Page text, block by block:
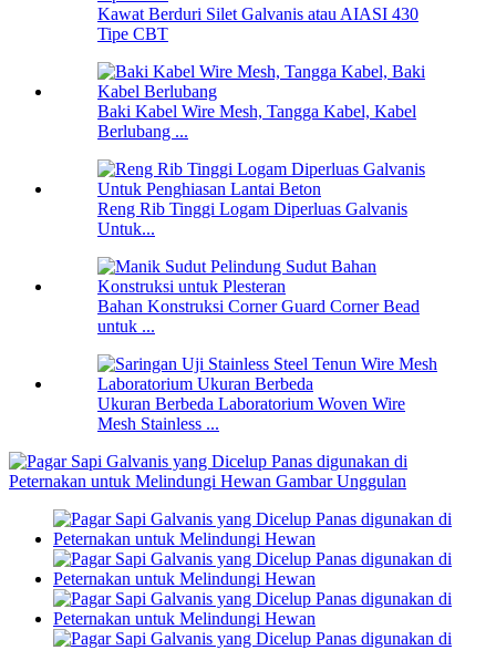
Kawat Berduri Silet Galvanis atau AIASI 430
Tipe CBT
Baki Kabel Wire Mesh, Tangga Kabel, Kabel
Berlubang ...
Reng Rib Tinggi Logam Diperluas Galvanis
Untuk...
Bahan Konstruksi Corner Guard Corner Bead
untuk ...
Ukuran Berbeda Laboratorium Woven Wire
Mesh Stainless ...